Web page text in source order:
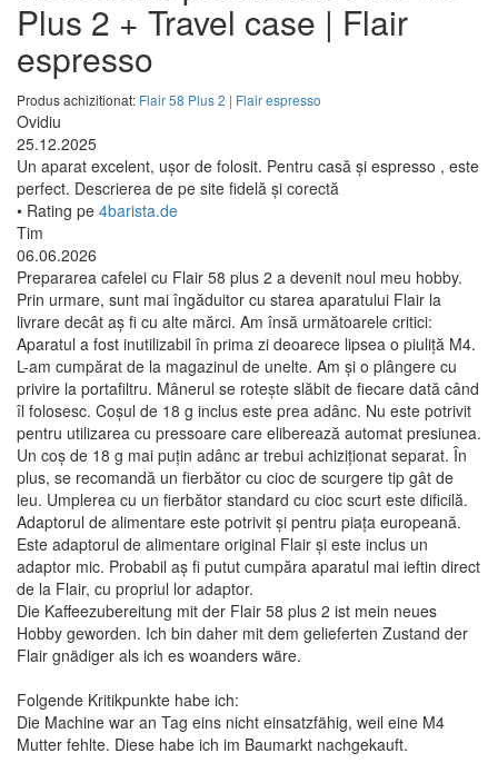
Plus 2 + Travel case | Flair
espresso
Produs achizitionat: Flair 58 Plus 2 | Flair espresso
Ovidiu
25.12.2025
Un aparat excelent, ușor de folosit. Pentru casă și espresso , este
perfect. Descrierea de pe site fidelă și corectă
• Rating pe 4barista.de
Tim
06.06.2026
Prepararea cafelei cu Flair 58 plus 2 a devenit noul meu hobby.
Prin urmare, sunt mai îngăduitor cu starea aparatului Flair la
livrare decât aș fi cu alte mărci. Am însă următoarele critici:
Aparatul a fost inutilizabil în prima zi deoarece lipsea o piuliță M4.
L-am cumpărat de la magazinul de unelte. Am și o plângere cu
privire la portafiltru. Mânerul se rotește slăbit de fiecare dată când
îl folosesc. Coșul de 18 g inclus este prea adânc. Nu este potrivit
pentru utilizarea cu pressoare care eliberează automat presiunea.
Un coș de 18 g mai puțin adânc ar trebui achiziționat separat. În
plus, se recomandă un fierbător cu cioc de scurgere tip gât de
leu. Umplerea cu un fierbător standard cu cioc scurt este dificilă.
Adaptorul de alimentare este potrivit și pentru piața europeană.
Este adaptorul de alimentare original Flair și este inclus un
adaptor mic. Probabil aș fi putut cumpăra aparatul mai ieftin direct
de la Flair, cu propriul lor adaptor.
Die Kaffeezubereitung mit der Flair 58 plus 2 ist mein neues
Hobby geworden. Ich bin daher mit dem gelieferten Zustand der
Flair gnädiger als ich es woanders wäre.
Folgende Kritikpunkte habe ich:
Die Machine war an Tag eins nicht einsatzfähig, weil eine M4
Mutter fehlte. Diese habe ich im Baumarkt nachgekauft.